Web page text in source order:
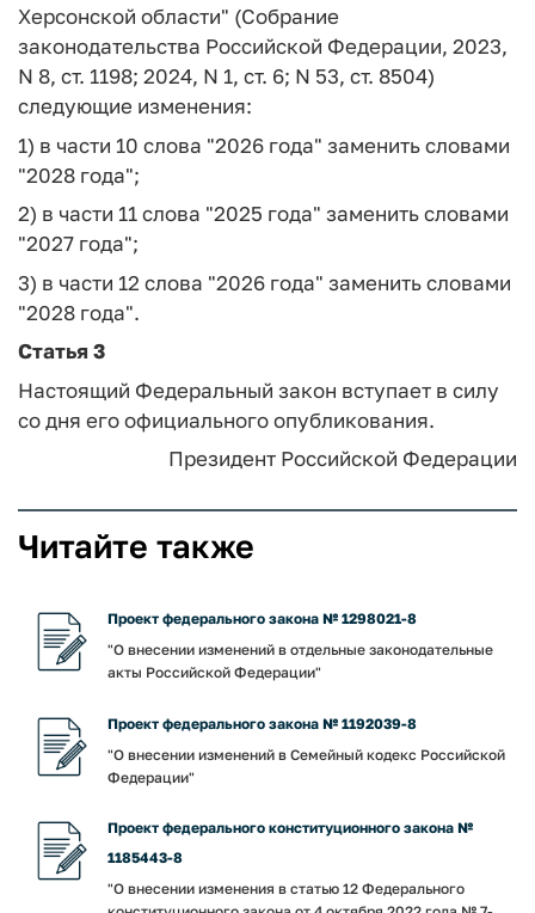
Херсонской области" (Собрание
законодательства Российской Федерации, 2023,
N 8, ст. 1198; 2024, N 1, ст. 6; N 53, ст. 8504)
следующие изменения:
1) в части 10 слова "2026 года" заменить словами
"2028 года";
2) в части 11 слова "2025 года" заменить словами
"2027 года";
3) в части 12 слова "2026 года" заменить словами
"2028 года".
Статья 3
Настоящий Федеральный закон вступает в силу
со дня его официального опубликования.
Президент Российской Федерации
Читайте также
Проект федерального закона № 1298021-8
"О внесении изменений в отдельные законодательные
акты Российской Федерации"
Проект федерального закона № 1192039-8
"О внесении изменений в Семейный кодекс Российской
Федерации"
Проект федерального конституционного закона №
1185443-8
"О внесении изменения в статью 12 Федерального